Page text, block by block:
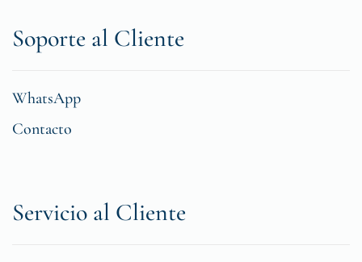
Soporte al Cliente
WhatsApp
Contacto
Servicio al Cliente